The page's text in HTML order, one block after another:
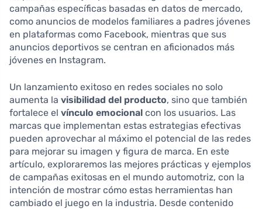
campañas específicas basadas en datos de mercado,
como anuncios de modelos familiares a padres jóvenes
en plataformas como Facebook, mientras que sus
anuncios deportivos se centran en aficionados más
jóvenes en Instagram.
Un lanzamiento exitoso en redes sociales no solo
aumenta la visibilidad del producto, sino que también
fortalece el vínculo emocional con los usuarios. Las
marcas que implementan estas estrategias efectivas
pueden aprovechar al máximo el potencial de las redes
para mejorar su imagen y figura de marca. En este
artículo, exploraremos las mejores prácticas y ejemplos
de campañas exitosas en el mundo automotriz, con la
intención de mostrar cómo estas herramientas han
cambiado el juego en la industria. Desde contenido